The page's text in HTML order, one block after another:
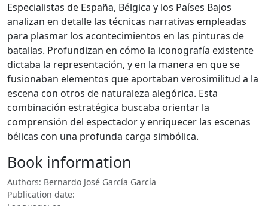
Especialistas de España, Bélgica y los Países Bajos
analizan en detalle las técnicas narrativas empleadas
para plasmar los acontecimientos en las pinturas de
batallas. Profundizan en cómo la iconografía existente
dictaba la representación, y en la manera en que se
fusionaban elementos que aportaban verosimilitud a la
escena con otros de naturaleza alegórica. Esta
combinación estratégica buscaba orientar la
comprensión del espectador y enriquecer las escenas
bélicas con una profunda carga simbólica.
Book information
Authors: Bernardo José García García
Publication date: